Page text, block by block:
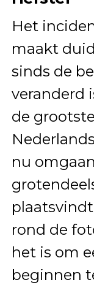
Het
maakt
sinds de
veranderd
de
nu
rond de
het is om
beginnen